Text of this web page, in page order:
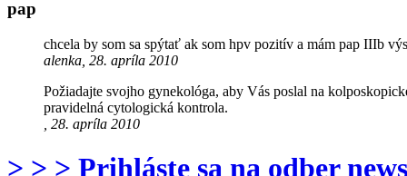
pap
chcela by som sa spýtať ak som hpv pozitív a mám pap IIIb
alenka, 28. apríla 2010
Požiadajte svojho gynekológa, aby Vás poslal na
pravidelná cytologická kontrola.
, 28. apríla 2010
> > > Prihláste sa na odber